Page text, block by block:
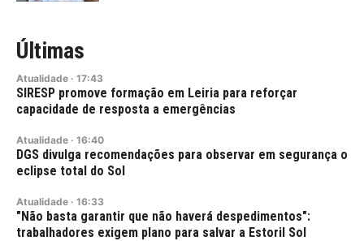
Últimas
Atualidade · 17:43
SIRESP promove formação em Leiria para reforçar
capacidade de resposta a emergências
Atualidade · 16:40
DGS divulga recomendações para observar em segurança o
eclipse total do Sol
Atualidade · 16:33
"Não basta garantir que não haverá despedimentos":
trabalhadores exigem plano para salvar a Estoril Sol